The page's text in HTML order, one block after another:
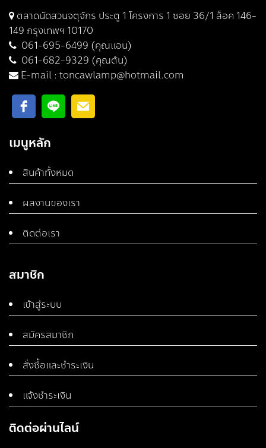
ตลาดนัดสวนจตุจักร ประตู 1 โครงการ 1 ซอย 36/1 ล็อค 146-
149 กรุงเทพฯ 10170
061-695-6499 (คุณแอน)
061-682-9329 (คุณต้น)
E-mail : toncawlamp@hotmail.com
เมนูหลัก
สินค้าทั้งหมด
ผลงานของเรา
ติดต่อเรา
สมาชิก
เข้าสู่ระบบ
สมัครสมาชิก
สั่งซื้อและชำระเงิน
แจ้งชำระเงิน
ติดต่อผ่านไลน์